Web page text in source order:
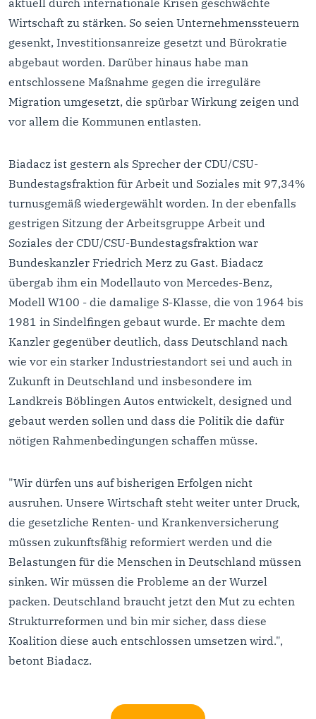
aktuell durch internationale Krisen geschwächte
Wirtschaft zu stärken. So seien Unternehmenssteuern
gesenkt, Investitionsanreize gesetzt und Bürokratie
abgebaut worden. Darüber hinaus habe man
entschlossene Maßnahme gegen die irreguläre
Migration umgesetzt, die spürbar Wirkung zeigen und
vor allem die Kommunen entlasten.
Biadacz ist gestern als Sprecher der CDU/CSU-
Bundestagsfraktion für Arbeit und Soziales mit 97,34%
turnusgemäß wiedergewählt worden. In der ebenfalls
gestrigen Sitzung der Arbeitsgruppe Arbeit und
Soziales der CDU/CSU-Bundestagsfraktion war
Bundeskanzler Friedrich Merz zu Gast. Biadacz
übergab ihm ein Modellauto von Mercedes-Benz,
Modell W100 - die damalige S-Klasse, die von 1964 bis
1981 in Sindelfingen gebaut wurde. Er machte dem
Kanzler gegenüber deutlich, dass Deutschland nach
wie vor ein starker Industriestandort sei und auch in
Zukunft in Deutschland und insbesondere im
Landkreis Böblingen Autos entwickelt, designed und
gebaut werden sollen und dass die Politik die dafür
nötigen Rahmenbedingungen schaffen müsse.
"Wir dürfen uns auf bisherigen Erfolgen nicht
ausruhen. Unsere Wirtschaft steht weiter unter Druck,
die gesetzliche Renten- und Krankenversicherung
müssen zukunftsfähig reformiert werden und die
Belastungen für die Menschen in Deutschland müssen
sinken. Wir müssen die Probleme an der Wurzel
packen. Deutschland braucht jetzt den Mut zu echten
Strukturreformen und bin mir sicher, dass diese
Koalition diese auch entschlossen umsetzen wird.",
betont Biadacz.